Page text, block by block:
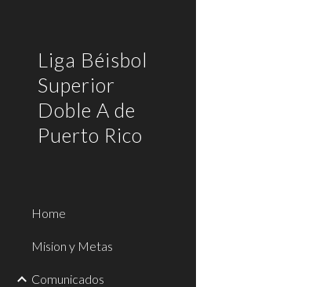
Liga Béisbol
Superior
Doble A de
Puerto Rico
Home
Mision y Metas
Comunicados